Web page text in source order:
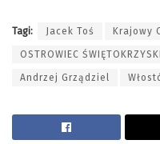
Tagi: Jacek Toś Krajowy
OSTROWIEC ŚWIĘTOKRZYSKI
Andrzej Grządziel